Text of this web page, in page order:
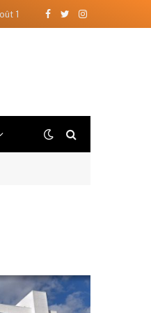
1
Facebook
TwitterInstagram